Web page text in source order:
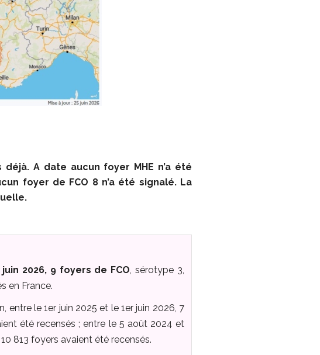
A date aucun foyer MHE n’a été
foyer de FCO 8 n’a été signalé. La
2026, 9 foyers de FCO, sérotype 3,
en France.
entre le 1er juin 2025 et le 1er juin 2026, 7
été recensés ; entre le 5 août 2024 et
813 foyers avaient été recensés.